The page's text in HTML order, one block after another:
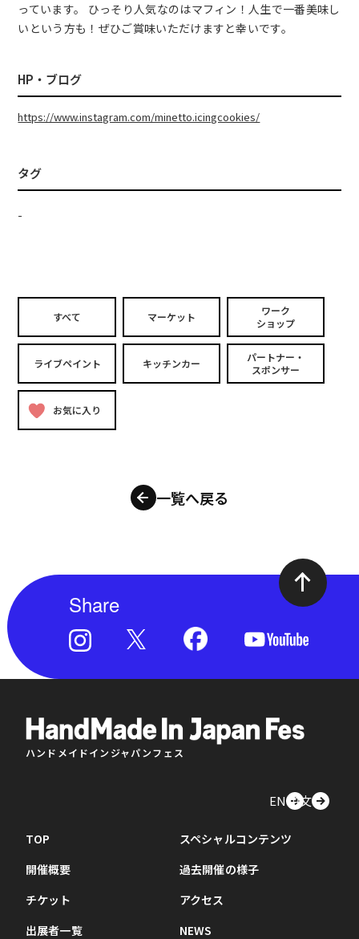
っています。 ひっそり人気なのはマフィン！人生で一番美味し
いという方も！ぜひご賞味いただけますと幸いです。
HP・ブログ
https://www.instagram.com/minetto.icingcookies/
タグ
-
すべて マーケット
ワーク
ショップ
ライブペイント キッチンカー
パートナー・
スポンサー
お気に入り
一覧へ戻る
Share
ハンドメイドインジャパンフェス
EN中文
TOP
開催概要
チケット
出展者一覧
スペシャルコンテンツ
過去開催の様子
アクセス
NEWS